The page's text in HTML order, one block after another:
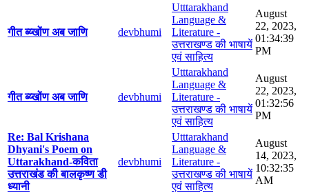
गीत ब्य्खोंण अब जाणि devbhumi
Utttarakhand
Language &
Literature -
उत्तराखण्ड की भाषायें
एवं साहित्य
August
22, 2023,
01:34:39
PM
गीत ब्य्खोंण अब जाणि devbhumi
Utttarakhand
Language &
Literature -
उत्तराखण्ड की भाषायें
एवं साहित्य
August
22, 2023,
01:32:56
PM
Re: Bal Krishana
Dhyani's Poem on
Uttarakhand-कविता
उत्तराखंड की बालकृष्ण डी
ध्यानी
devbhumi
Utttarakhand
Language &
Literature -
उत्तराखण्ड की भाषायें
एवं साहित्य
August
14, 2023,
10:32:35
AM